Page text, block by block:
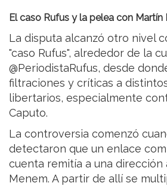
El caso Rufus y la pelea con Martín
La disputa alcanzó otro nivel
"caso Rufus", alrededor de la
@PeriodistaRufus, desde
filtraciones y críticas a
libertarios, especialmente
Caputo.
La controversia comenzó
detectaron que un enlace
cuenta remitía a una dirección
Menem. A partir de allí se